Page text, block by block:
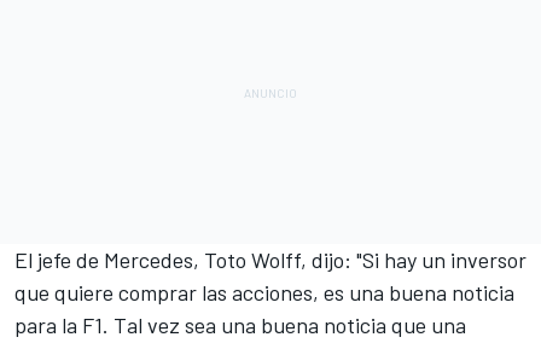
El jefe de Mercedes, Toto Wolff, dijo: "Si hay un inversor
que quiere comprar las acciones, es una buena noticia
para la F1. Tal vez sea una buena noticia que una